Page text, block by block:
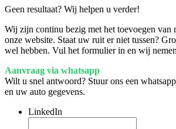
Geen resultaat? Wij helpen u verder!
Wij zijn continu bezig met het toevoegen van
onze website. Staat uw ruit er niet tussen?
wel hebben. Vul het formulier in en wij
Aanvraag via whatsapp
Wilt u snel antwoord? Stuur ons een
en uw auto gegevens.
LinkedIn